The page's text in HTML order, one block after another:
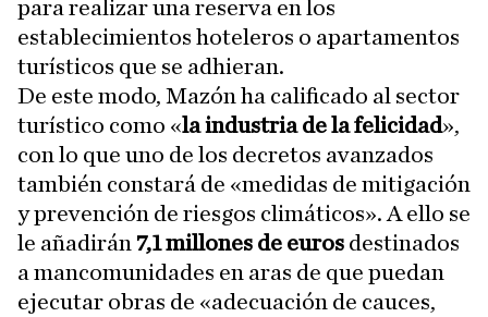
para realizar una reserva en los
establecimientos hoteleros o apartamentos
turísticos que se adhieran.
De este modo, Mazón ha calificado al sector
turístico como «la industria de la felicidad»,
con lo que uno de los decretos avanzados
también constará de «medidas de mitigación
y prevención de riesgos climáticos». A ello se
le añadirán 7,1 millones de euros destinados
a mancomunidades en aras de que puedan
ejecutar obras de «adecuación de cauces,